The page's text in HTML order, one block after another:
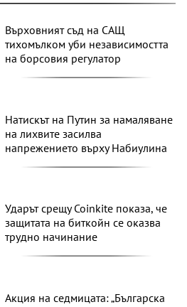
Върховният съд на САЩ
тихомълком уби независимостта
на борсовия регулатор
Натискът на Путин за намаляване
на лихвите засилва
напрежението върху Набиулина
Ударът срещу Coinkite показа, че
защитата на биткойн се оказва
трудно начинание
Акция на седмицата: „Българска